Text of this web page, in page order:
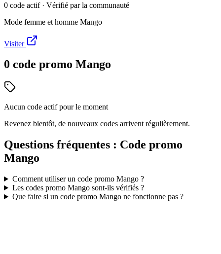
0 code actif· Vérifié par la communauté
Mode femme et homme Mango
Visiter
0 code promo Mango
Aucun code actif pour le moment
Revenez bientôt, de nouveaux codes arrivent régulièrement.
Questions fréquentes : Code promo
Mango
Comment utiliser un code promo Mango?
Les codes promo Mangosont-ils vérifiés ?
Que faire si un code promo Mangone fonctionne pas ?